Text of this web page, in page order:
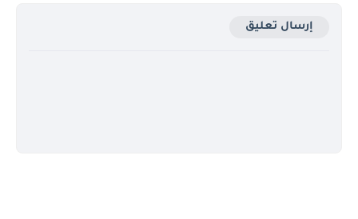
إرسال تعليق